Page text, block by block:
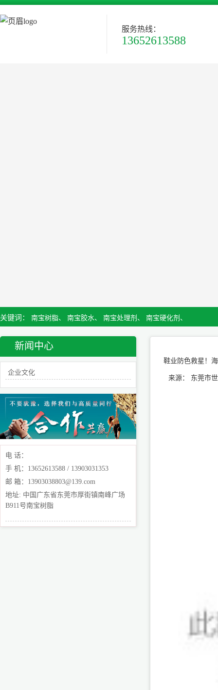
服务热线：
13652613588
关键词： 南宝树脂、 南宝胶水、 南宝处理剂、 南宝硬化剂、
新闻中心
企业文化
电 话：
手 机：13652613588 / 13903031353
邮 箱：13903038803@139.com
地址: 中国广东省东莞市厚街镇南峰广场
B911号南宝树脂
鞋业防色救星！
来源： 东莞市